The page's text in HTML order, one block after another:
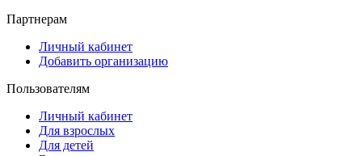
Партнерам
Личный кабинет
Добавить организацию
Пользователям
Личный кабинет
Для взрослых
Для детей